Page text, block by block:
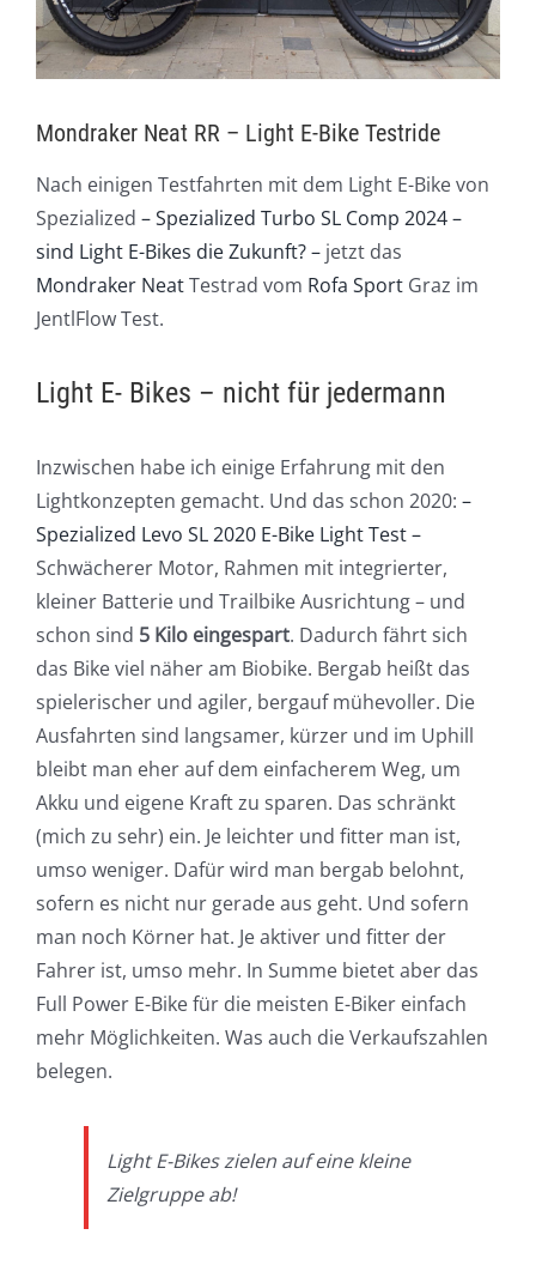
Mondraker Neat RR – Light E-Bike Testride
Nach einigen Testfahrten mit dem Light E-Bike von
Spezialized – Spezialized Turbo SL Comp 2024 –
sind Light E-Bikes die Zukunft? – jetzt das
Mondraker NeatTestrad vom Rofa Sport Graz im
JentlFlow Test.
Light E- Bikes – nicht für jedermann
Inzwischen habe ich einige Erfahrung mit den
Lightkonzepten gemacht. Und das schon 2020: –
Spezialized Levo SL 2020 E-Bike Light Test –
Schwächerer Motor, Rahmen mit integrierter,
kleiner Batterie und Trailbike Ausrichtung – und
schon sind 5 Kilo eingespart. Dadurch fährt sich
das Bike viel näher am Biobike. Bergab heißt das
spielerischer und agiler, bergauf mühevoller. Die
Ausfahrten sind langsamer, kürzer und im Uphill
bleibt man eher auf dem einfacherem Weg, um
Akku und eigene Kraft zu sparen. Das schränkt
(mich zu sehr) ein. Je leichter und fitter man ist,
umso weniger. Dafür wird man bergab belohnt,
sofern es nicht nur gerade aus geht. Und sofern
man noch Körner hat. Je aktiver und fitter der
Fahrer ist, umso mehr. In Summe bietet aber das
Full Power E-Bike für die meisten E-Biker einfach
mehr Möglichkeiten. Was auch die Verkaufszahlen
belegen.
Light E-Bikes zielen auf eine kleine
Zielgruppe ab!